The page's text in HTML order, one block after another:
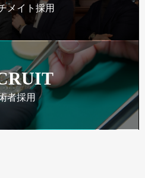
メイト採用
者採用